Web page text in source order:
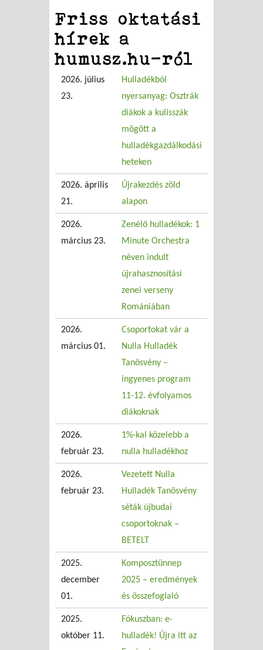
Friss oktatási
hírek a
humusz.hu-ról
2026. július
23.
Hulladékból
nyersanyag: Osztrák
diákok a kulisszák
mögött a
hulladékgazdálkodási
heteken
2026. április
21.
Újrakezdés zöld
alapon
2026.
március 23.
Zenélő hulladékok: 1
Minute Orchestra
néven indult
újrahasznosítási
zenei verseny
Romániában
2026.
március 01.
Csoportokat vár a
Nulla Hulladék
Tanösvény –
ingyenes program
11-12. évfolyamos
diákoknak
2026.
február 23.
1%-kal közelebb a
nulla hulladékhoz
2026.
február 23.
Vezetett Nulla
Hulladék Tanösvény
séták újbudai
csoportoknak –
BETELT
2025.
december
01.
Komposztünnep
2025 – eredmények
és összefoglaló
2025.
október 11.
Fókuszban: e-
hulladék! Újra itt az